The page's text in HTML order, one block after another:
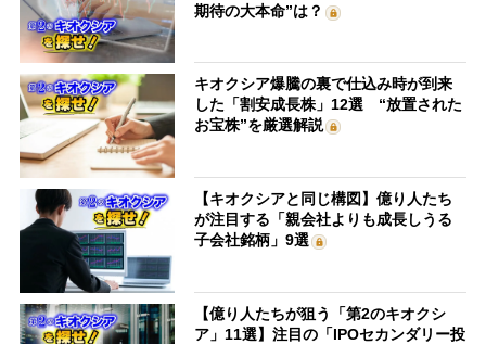
期待の大本命”は？
キオクシア爆騰の裏で仕込み時が到来
した「割安成長株」12選 “放置された
お宝株”を厳選解説
【キオクシアと同じ構図】億り人たち
が注目する「親会社よりも成長しうる
子会社銘柄」9選
【億り人たちが狙う「第2のキオクシ
ア」11選】注目の「IPOセカンダリー投